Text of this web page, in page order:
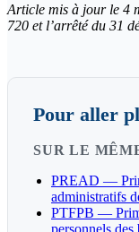
Article mis à jour le 4
720 et l’arrêté du 31
Pour aller
SUR LE
PREAD —
administratifs
PTFPB —
personnels